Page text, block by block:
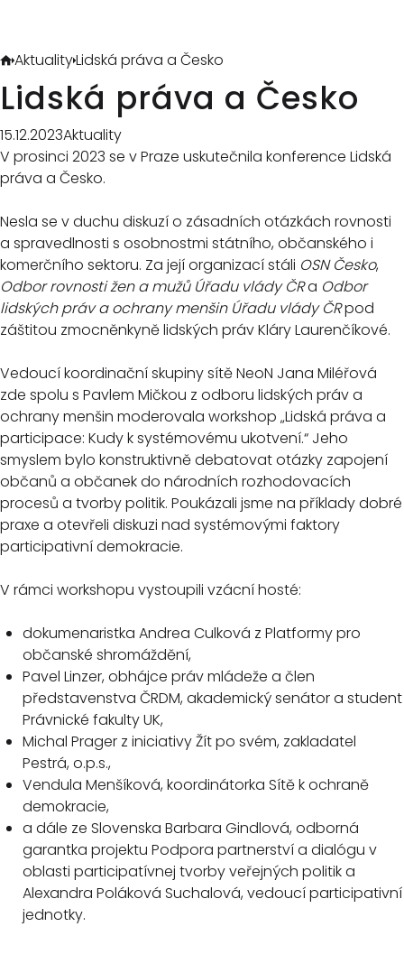
AktualityLidská práva a Česko
Lidská práva a Česko
15.12.2023Aktuality
V prosinci 2023 se v Praze uskutečnila konference Lidská
práva a Česko.
Nesla se v duchu diskuzí o zásadních otázkách rovnosti
a spravedlnosti s osobnostmi státního, občanského i
komerčního sektoru. Za její organizací stáli OSN Česko,
Odbor rovnosti žen a mužů Úřadu vlády ČRa Odbor
lidských práv a ochrany menšin Úřadu vlády ČRpod
záštitou zmocněnkyně lidských práv Kláry Laurenčíkové.
Vedoucí koordinační skupiny sítě NeoN Jana Miléřová
zde spolu s Pavlem Mičkou z odboru lidských práv a
ochrany menšin moderovala workshop „Lidská práva a
participace: Kudy k systémovému ukotvení.“ Jeho
smyslem bylo konstruktivně debatovat otázky zapojení
občanů a občanek do národních rozhodovacích
procesů a tvorby politik. Poukázali jsme na příklady dobré
praxe a otevřeli diskuzi nad systémovými faktory
participativní demokracie.
V rámci workshopu vystoupili vzácní hosté:
dokumenaristka Andrea Culková z Platformy pro
občanské shromáždění,
Pavel Linzer, obhájce práv mládeže a člen
představenstva ČRDM, akademický senátor a student
Právnické fakulty UK,
Michal Prager z iniciativy Žít po svém, zakladatel
Pestrá, o.p.s.,
Vendula Menšíková, koordinátorka Sítě k ochraně
demokracie,
a dále ze Slovenska Barbara Gindlová, odborná
garantka projektu Podpora partnerství a dialógu v
oblasti participatívnej tvorby veřejných politik a
Alexandra Poláková Suchalová, vedoucí participativní
jednotky.